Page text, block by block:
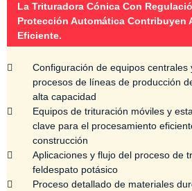
La Trituradora Cónica Con
Protección Automática Contribuyen
Eficiente.
Configuración de equipos centrales
procesos de líneas de producción
alta capacidad
Equipos de trituración móviles y
clave para el procesamiento
construcción
Aplicaciones y flujo del proceso de
feldespato potásico
Proceso detallado de materiales